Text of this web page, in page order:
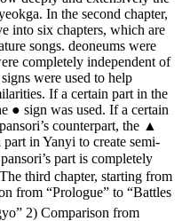
In the second chapter,
into six chapters, which are
songs. deoneums were
completely independent of
were used to help
If a certain part in the
● sign was used. If a certain
counterpart, the ▲
in Yanyi to create semi-
part is completely
third chapter, starting from
from “Prologue” to “Battles
2) Comparison from